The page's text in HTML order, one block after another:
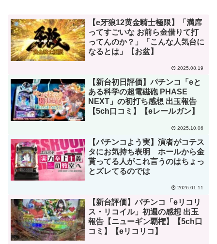
【e牙狼12黄金騎士極限】「満席
ってすごいな お前ら金借りて打
ってんのか？」「こんな人気台に
なるとは」【お盆】
2025.08.19
【新台初日評価】パチンコ「eと
ある科学の超電磁砲 PHASE
NEXT」の初打ち感想 出玉報告
【5ch口コミ】【eレールガン】
2025.10.06
【パチンコよう実】演者がコテス
タにお気持ち表明 ホールから金
貰ってる人がこれ言うのはちょっ
とズレてるのでは
2026.01.11
【新台評価】パチンコ「eリコリ
ス・リコイル」初週の感想 出玉
報告【ニューギン覇権】【5ch口
コミ】【eリコリコ】